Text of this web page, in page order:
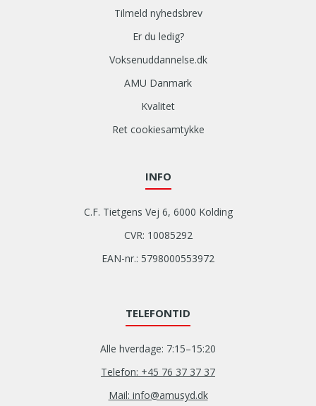
Tilmeld nyhedsbrev
Er du ledig?
Voksenuddannelse.dk
AMU Danmark
Kvalitet
Ret cookiesamtykke
INFO
C.F. Tietgens Vej 6, 6000 Kolding
CVR: 10085292
EAN-nr.: 5798000553972
TELEFONTID
Alle hverdage: 7:15–15:20
Telefon: +45 76 37 37 37
Mail: info@amusyd.dk